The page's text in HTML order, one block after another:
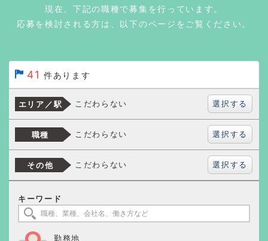
現在、下記の職種で募集を行っています。
応募を検討される方は、以下のページをご覧ください。
41 件あります
エリア／駅 こだわらない 選択する
職種 こだわらない 選択する
その他 こだわらない 選択する
キーワード
勤務地